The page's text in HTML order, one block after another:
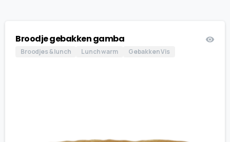
Broodje gebakken gamba
Broodjes & lunch Lunch warm Gebakken Vis